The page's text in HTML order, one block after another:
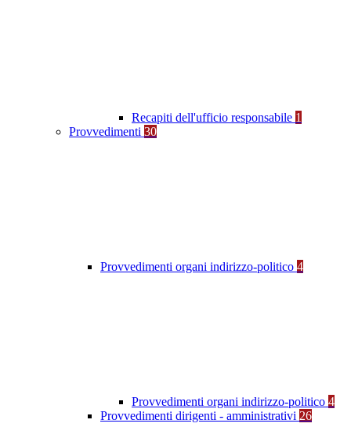
Recapiti dell'ufficio responsabile 1
Provvedimenti 30
Provvedimenti organi indirizzo-politico 4
Provvedimenti organi indirizzo-politico 4
Provvedimenti dirigenti - amministrativi 26